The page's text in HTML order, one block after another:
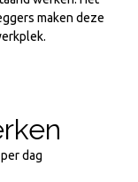
maken deze
dag